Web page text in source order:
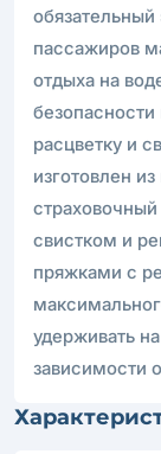
пассажиров
отдыха на
расцветку и
изготовлен
свистком и
пряжками с
удерживать
зависимости